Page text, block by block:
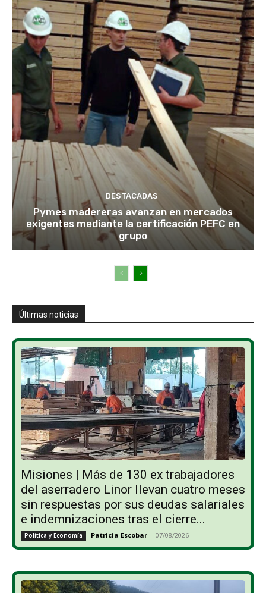
DESTACADAS
Pymes madereras avanzan en mercados
exigentes mediante la certificación PEFC en
grupo
Últimas noticias
Misiones | Más de 130 ex trabajadores
del aserradero Linor llevan cuatro meses
sin respuestas por sus deudas salariales
e indemnizaciones tras el cierre...
Política y Economía Patricia Escobar - 07/08/2026